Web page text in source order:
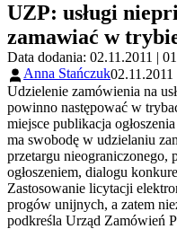
UZP: usługi
zamawiać w
Data dodania: 02.11.2011 |
Anna Stańczuk02.11.2011
Udzielenie zamówienia na
powinno następować w
miejsce publikacja
ma swobodę w udzielaniu
przetargu nieograniczonego,
ogłoszeniem, dialogu
Zastosowanie licytacji
progów unijnych, a zatem
podkreśla Urząd Zamówień